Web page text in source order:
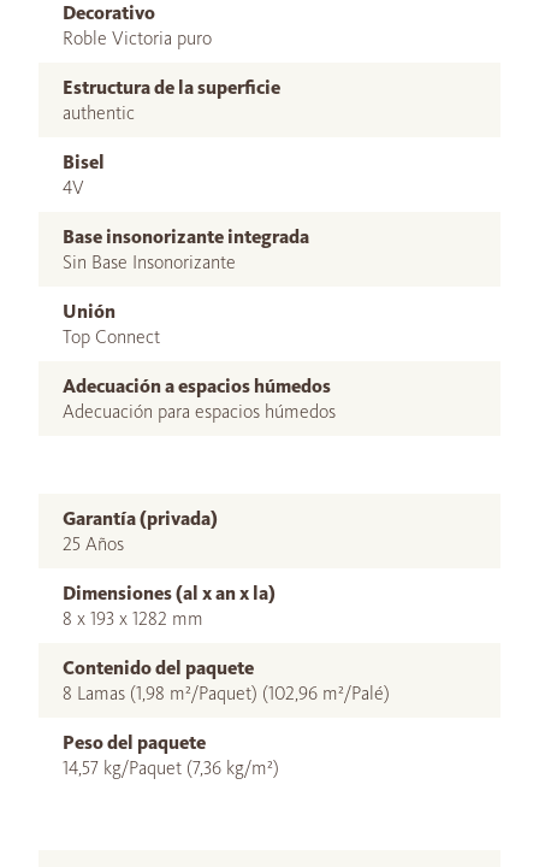
Decorativo
Roble Victoria puro
Estructura de la superficie
authentic
Bisel
4V
Base insonorizante integrada
Sin Base Insonorizante
Unión
Top Connect
Adecuación a espacios húmedos
Adecuación para espacios húmedos
Garantía (privada)
25 Años
Dimensiones (al x an x la)
8 x 193 x 1282 mm
Contenido del paquete
8 Lamas (1,98 m²/Paquet) (102,96 m²/Palé)
Peso del paquete
14,57 kg/Paquet (7,36 kg/m²)